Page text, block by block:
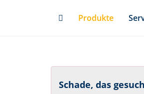
Produkte
Schade, das